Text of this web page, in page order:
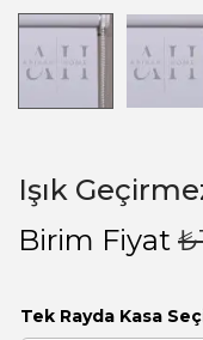
Işık
Birim Fiyat ₺
Tek Rayda Kasa